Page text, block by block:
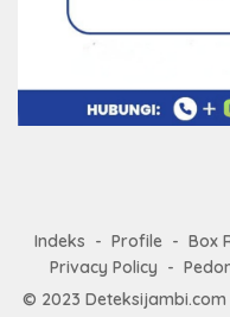
Indeks Profile Box
Privacy Policy
© 2023 Deteksijambi.com